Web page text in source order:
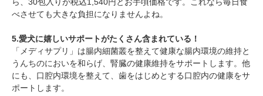
べさせても大きな負担になりませんよね。
5.愛犬に嬉しいサポートがたくさん含まれている！
「メディサプリ」は腸内細菌叢を整えて健康な腸内環境の維持と
うんちのにおいを和らげ、腎臓の健康維持をサポートします。他
にも、口腔内環境を整えて、歯をはじめとする口腔内の健康をサ
ポートします。